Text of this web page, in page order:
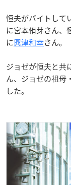
恒夫がバイトして
に宮本侑芽さん、
に興津和幸さん。
ジョゼが恒夫と共
ん、ジョゼの祖母
した。